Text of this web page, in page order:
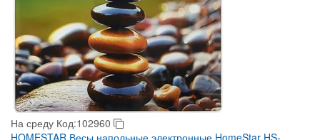
На среду Код:102960
HOMESTAR Весы напольные электронные HomeStar HS-